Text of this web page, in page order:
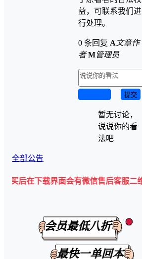
益，可联系我们进
行处理。
0 条回复 A 文章作
者 M管理员
提交
暂无讨论，
说说你的看
法吧
全部公告
界面会有微信售后客服二维码💡